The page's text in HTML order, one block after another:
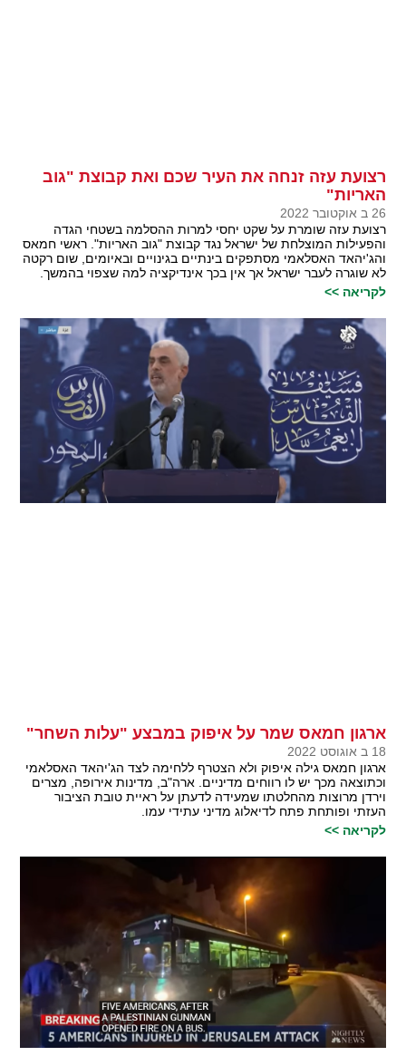
רצועת עזה זנחה את העיר שכם ואת קבוצת "גוב
האריות"
26 ב אוקטובר 2022
רצועת עזה שומרת על שקט יחסי למרות ההסלמה בשטחי הגדה
והפעילות המוצלחת של ישראל נגד קבוצת "גוב האריות". ראשי חמאס
והג'יהאד האסלאמי מסתפקים בינתיים בגינויים ובאיומים, שום רקטה
לא שוגרה לעבר ישראל אך אין בכך אינדיקציה למה שצפוי בהמשך.
לקריאה >>
ארגון חמאס שמר על איפוק במבצע "עלות השחר"
18 ב אוגוסט 2022
ארגון חמאס גילה איפוק ולא הצטרף ללחימה לצד הג'יהאד האסלאמי
וכתוצאה מכך יש לו רווחים מדיניים. ארה"ב, מדינות אירופה, מצרים
וירדן מרוצות מהחלטתו שמעידה לדעתן על ראיית טובת הציבור
העזתי ופותחת פתח לדיאלוג מדיני עתידי עמו.
לקריאה >>